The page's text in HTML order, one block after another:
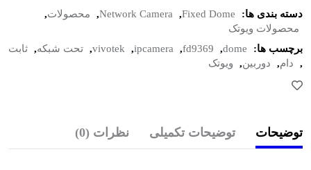
دسته بندی ها: Fixed Dome
,
Network Camera
, محصولات,
محصولات ویوتک
برچسب ها:
dome
,
fd9369
,
ipcamera
,
vivotek
, تحت شبکه, ثابت
,
دام, دوربین, ویوتک
توضیحات توضیحات تکمیلی نظرات (0)